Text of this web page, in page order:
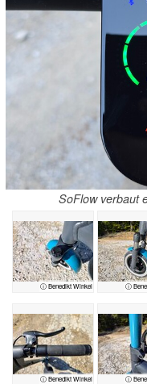
SoFlow verbaut
ⓘ Benedikt Winkel ⓘ
ⓘ Benedikt Winkel ⓘ